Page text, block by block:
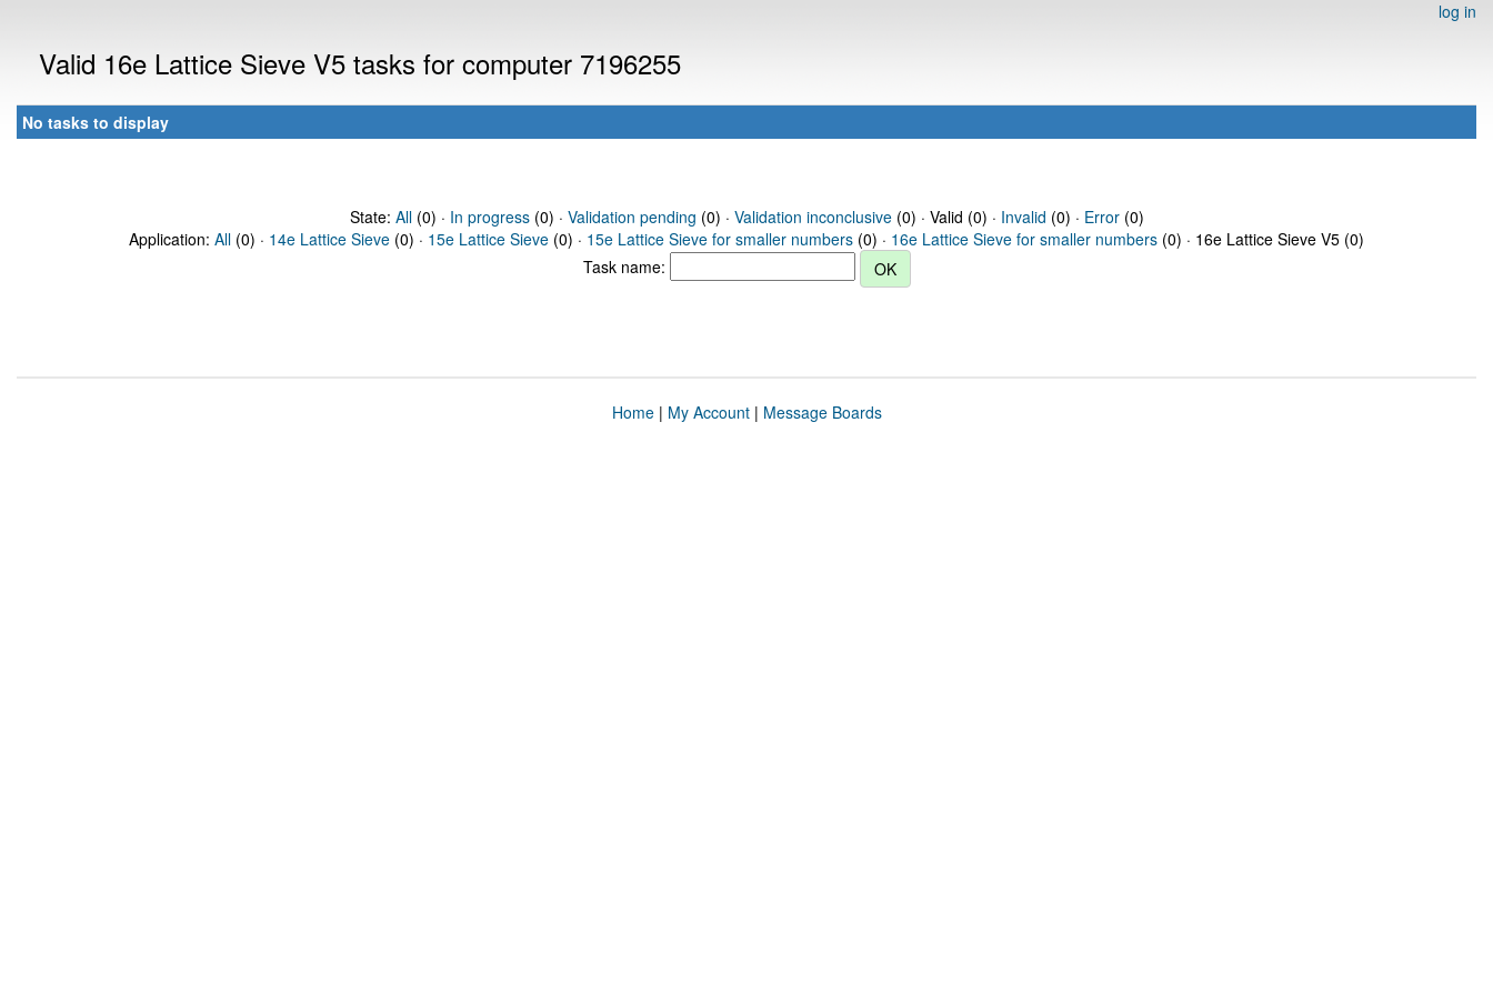
log in
Valid 16e Lattice Sieve V5 tasks for computer 7196255
No tasks to display
State: All(0) · In progress(0) · Validation pending (0) · Validation inconclusive(0) · Valid (0) · Invalid (0) · Error(0)
Application: All (0) · 14e Lattice Sieve (0) · 15e Lattice Sieve (0) · 15e Lattice Sieve for smaller numbers (0) · 16e Lattice Sieve for smaller numbers (0) · 16e Lattice Sieve V5 (0)
Task name:
Home| My Account| Message Boards